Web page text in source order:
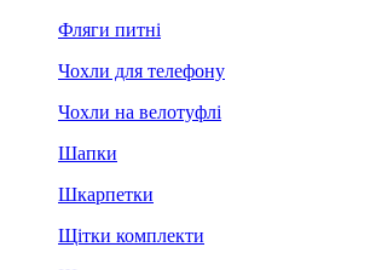
Фляги питні
Чохли для телефону
Чохли на велотуфлі
Шапки
Шкарпетки
Щітки комплекти